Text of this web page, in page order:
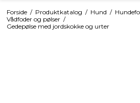
Forside / Produktkatalog / Hund /
Vådfoder og pølser /
Gedepølse med jordskokke og urter